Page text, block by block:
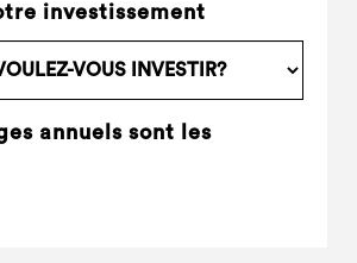
investissement
annuels sont les